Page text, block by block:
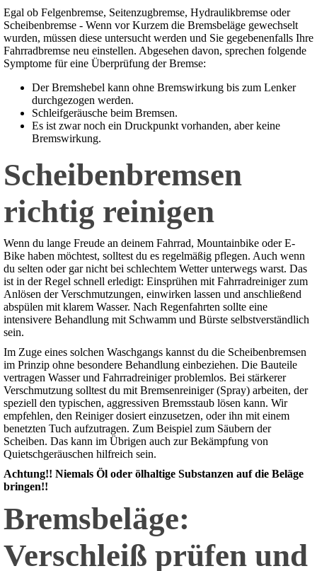
Egal ob Felgenbremse, Seitenzugbremse, Hydraulikbremse oder
Scheibenbremse - Wenn vor Kurzem die Bremsbeläge gewechselt
wurden, müssen diese untersucht werden und Sie gegebenenfalls Ihre
Fahrradbremse neu einstellen. Abgesehen davon, sprechen folgende
Symptome für eine Überprüfung der Bremse:
Der Bremshebel kann ohne Bremswirkung bis zum Lenker
durchgezogen werden.
Schleifgeräusche beim Bremsen.
Es ist zwar noch ein Druckpunkt vorhanden, aber keine
Bremswirkung.
Scheibenbremsen
richtig reinigen
Wenn du lange Freude an deinem Fahrrad, Mountainbike oder E-
Bike haben möchtest, solltest du es regelmäßig pflegen. Auch wenn
du selten oder gar nicht bei schlechtem Wetter unterwegs warst. Das
ist in der Regel schnell erledigt: Einsprühen mit Fahrradreiniger zum
Anlösen der Verschmutzungen, einwirken lassen und anschließend
abspülen mit klarem Wasser. Nach Regenfahrten sollte eine
intensivere Behandlung mit Schwamm und Bürste selbstverständlich
sein.
Im Zuge eines solchen Waschgangs kannst du die Scheibenbremsen
im Prinzip ohne besondere Behandlung einbeziehen. Die Bauteile
vertragen Wasser und Fahrradreiniger problemlos. Bei stärkerer
Verschmutzung solltest du mit Bremsenreiniger (Spray) arbeiten, der
speziell den typischen, aggressiven Bremsstaub lösen kann. Wir
empfehlen, den Reiniger dosiert einzusetzen, oder ihn mit einem
benetzten Tuch aufzutragen. Zum Beispiel zum Säubern der
Scheiben. Das kann im Übrigen auch zur Bekämpfung von
Quietschgeräuschen hilfreich sein.
Achtung!! Niemals Öl oder ölhaltige Substanzen auf die Beläge
bringen!!
Bremsbeläge:
Verschleiß prüfen und